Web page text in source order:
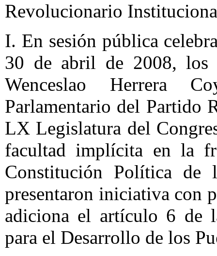
Revolucionario
I. En sesión pública
30 de abril de 2008, los
Wenceslao Herrera
Parlamentario del Partido
LX Legislatura del
facultad implícita en la
Constitución Política de
presentaron iniciativa con
adiciona el artículo 6 de
para el Desarrollo de los